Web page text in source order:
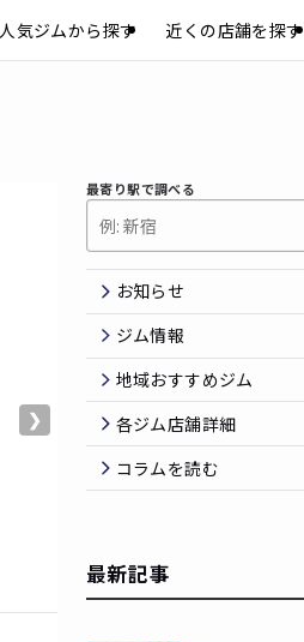
人気ジムから探す 近くの店舗を探す
❯
最寄り駅で調べる
お知らせ
ジム情報
地域おすすめジム
各ジム店舗詳細
コラムを読む
最新記事